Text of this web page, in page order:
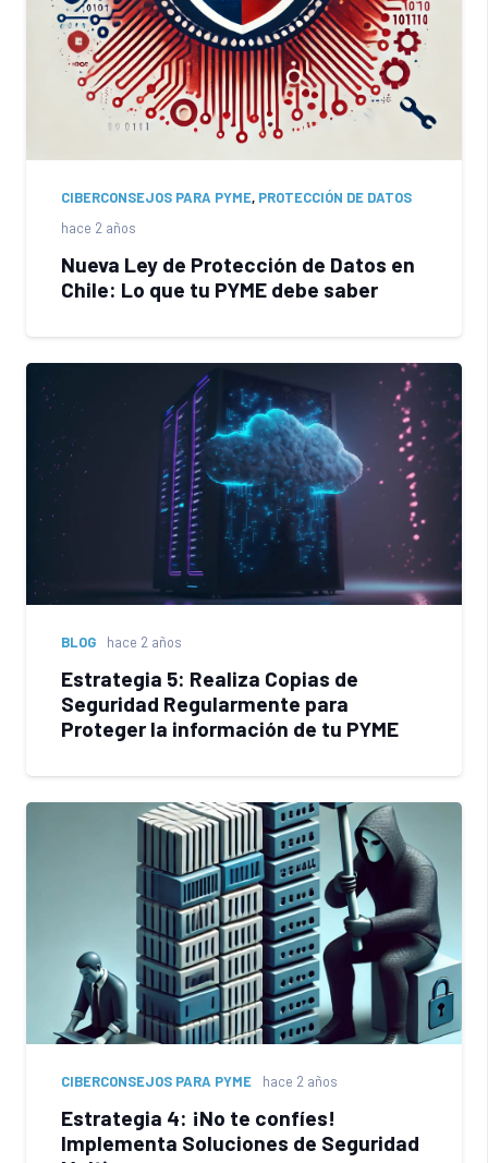
CIBERCONSEJOS PARA PYME, PROTECCIÓN DE DATOS
hace 2 años
Nueva Ley de Protección de Datos en
Chile: Lo que tu PYME debe saber
BLOG hace 2 años
Estrategia 5: Realiza Copias de
Seguridad Regularmente para
Proteger la información de tu PYME
CIBERCONSEJOS PARA PYME hace 2 años
Estrategia 4: ¡No te confíes!
Implementa Soluciones de Seguridad